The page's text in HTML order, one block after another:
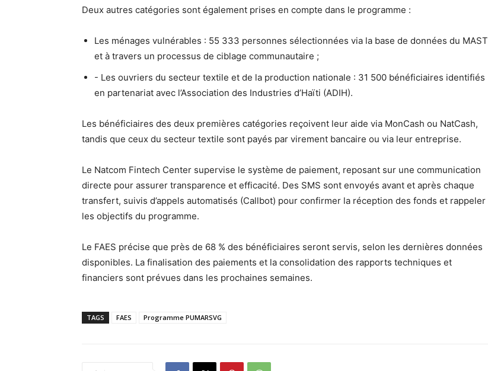
Deux autres catégories sont également prises en compte dans le programme :
Les ménages vulnérables : 55 333 personnes sélectionnées via la base de données du MAST
et à travers un processus de ciblage communautaire ;
⁠⁠- Les ouvriers du secteur textile et de la production nationale : 31 500 bénéficiaires identifiés
en partenariat avec l’Association des Industries d’Haïti (ADIH).
Les bénéficiaires des deux premières catégories reçoivent leur aide via MonCash ou NatCash,
tandis que ceux du secteur textile sont payés par virement bancaire ou via leur entreprise.
Le Natcom Fintech Center supervise le système de paiement, reposant sur une communication
directe pour assurer transparence et efficacité. Des SMS sont envoyés avant et après chaque
transfert, suivis d’appels automatisés (Callbot) pour confirmer la réception des fonds et rappeler
les objectifs du programme.
Le FAES précise que près de 68 % des bénéficiaires seront servis, selon les dernières données
disponibles. La finalisation des paiements et la consolidation des rapports techniques et
financiers sont prévues dans les prochaines semaines.
TAGS FAES Programme PUMARSVG